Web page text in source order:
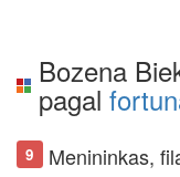
Bozena
pagal
9 Menininkas,